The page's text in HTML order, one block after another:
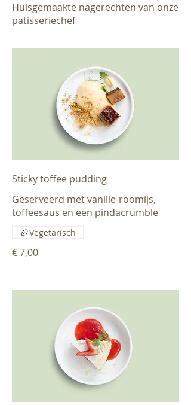
Huisgemaakte nagerechten van onze
patisseriechef
Sticky toffee pudding
Geserveerd met vanille-roomijs,
toffeesaus en een pindacrumble
€ 7,00
Vegetarisch